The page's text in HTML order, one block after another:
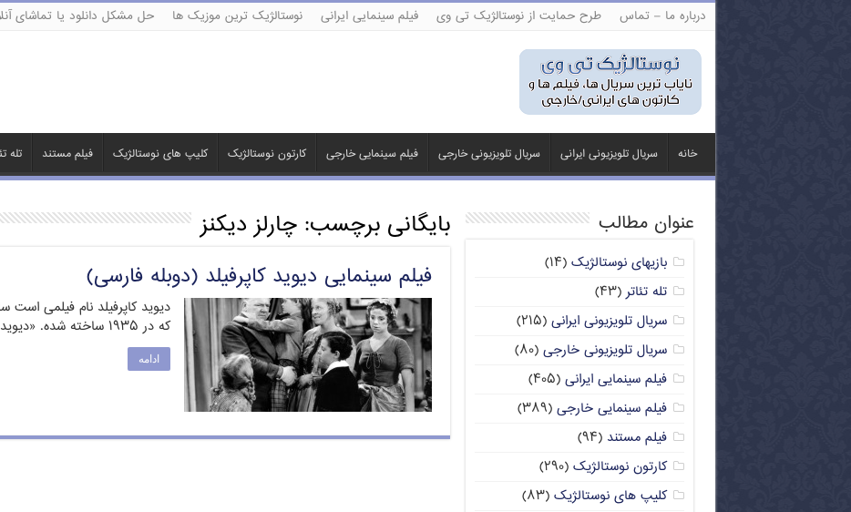
درباره ما – تماس طرح حمایت از نوستالژیک تی وی فیلم سینمایی ایرانی نوستالژیک ترین موزیک ها حل مشکل دانلود یا تماشای
خانه سریال تلویزیونی ایرانی سریال تلویزیونی خارجی فیلم سینمایی خارجی کارتون نوستالژیک کلیپ های نوستالژیک فیلم مستند تله
بایگانی برچسب:چارلز ديكنز
فیلم سینمایی دیوید کاپرفیلد (دوبله فارسی)
دیوید کاپرفیلد نام فیلمی است
که در ۱۹۳۵ ساخته شده. «دیوید کاپرفیلد» بر اساس …
ادامه
عنوان مطالب
بازیهای نوستالژیک (۱۴)
تله تئاتر(۴۳)
سریال تلویزیونی ایرانی (۲۱۵)
سریال تلویزیونی خارجی (۸۰)
فیلم سینمایی ایرانی (۴۰۵)
فیلم سینمایی خارجی (۳۸۹)
فیلم مستند (۹۴)
کارتون نوستالژیک (۲۹۰)
کلیپ های نوستالژیک (۸۳)